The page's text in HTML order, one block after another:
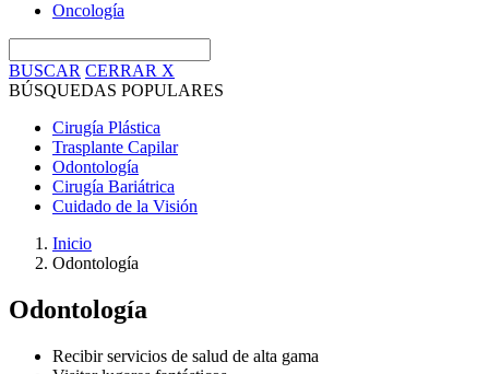
Oncología
BUSCAR CERRAR X
BÚSQUEDAS POPULARES
Cirugía Plástica
Trasplante Capilar
Odontología
Cirugía Bariátrica
Cuidado de la Visión
Inicio
Odontología
Odontología
Recibir servicios de salud de alta gama